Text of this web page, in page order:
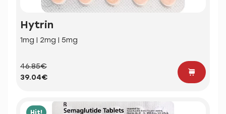
Hytrin
1mg | 2mg | 5mg
46.85€
39.04€
Hit!